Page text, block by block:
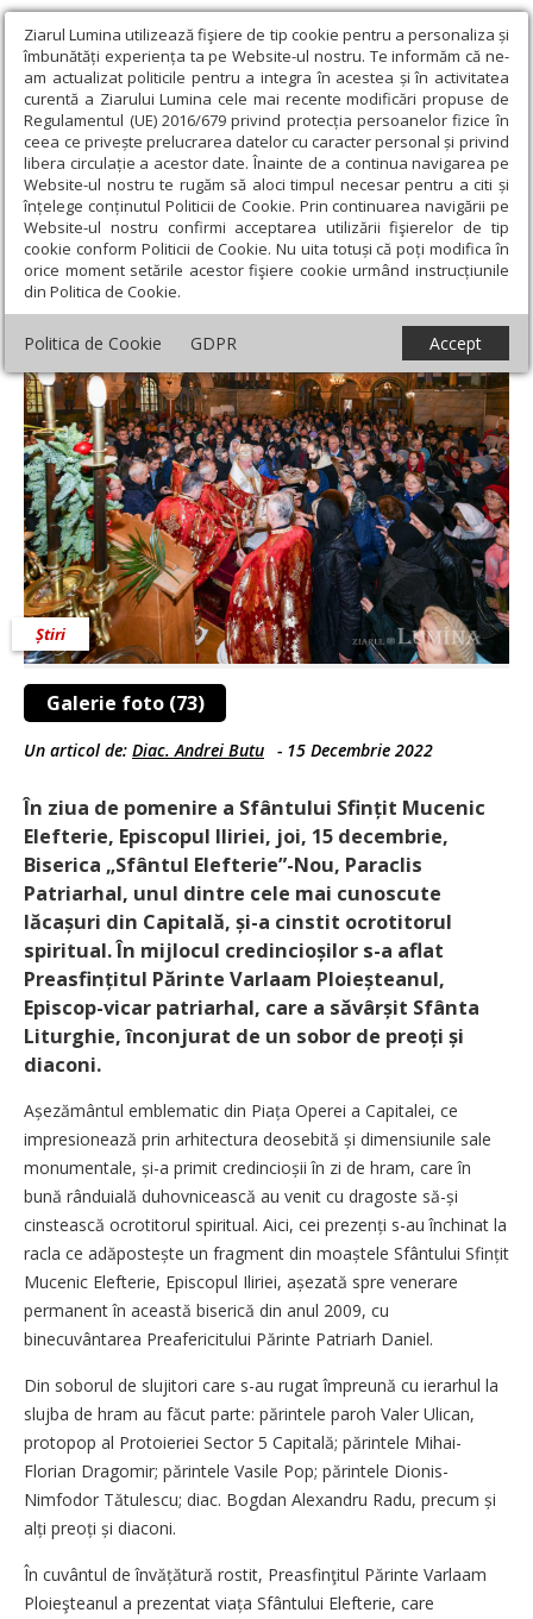
Ziarul Lumina utilizează fişiere de tip cookie pentru a personaliza și
îmbunătăți experiența ta pe Website-ul nostru. Te informăm că ne-
am actualizat politicile pentru a integra în acestea și în activitatea
curentă a Ziarului Lumina cele mai recente modificări propuse de
Regulamentul (UE) 2016/679 privind protecția persoanelor fizice în
ceea ce privește prelucrarea datelor cu caracter personal și privind
libera circulație a acestor date. Înainte de a continua navigarea pe
Website-ul nostru te rugăm să aloci timpul necesar pentru a citi și
înțelege conținutul Politicii de Cookie. Prin continuarea navigării pe
Website-ul nostru confirmi acceptarea utilizării fişierelor de tip
cookie conform Politicii de Cookie. Nu uita totuși că poți modifica în
orice moment setările acestor fişiere cookie urmând instrucțiunile
din Politica de Cookie.
Politica de Cookie GDPR Accept
Ziarul Lumina › Actualitate religioasă › Știri › Biserica „Sfântul
Elefterie”-Nou din București și-a cinstit ocrotitorul
Biserica „Sfântul Elefterie”-Nou din
București și-a cinstit ocrotitorul
Galerie foto (73)
Știri
Un articol de: Diac. Andrei Butu - 15 Decembrie 2022
În ziua de pomenire a Sfântului Sfințit Mucenic
Elefterie, Episcopul Iliriei, joi, 15 decembrie,
Biserica „Sfântul Elefterie”-Nou, Paraclis
Patriarhal, unul dintre cele mai cunoscute
lăcașuri din Capitală, și-a cinstit ocrotitorul
spiritual. În mijlocul credincioșilor s-a aflat
Preasfințitul Părinte Varlaam Ploieșteanul,
Episcop-vicar patriarhal, care a săvârșit Sfânta
Liturghie, înconjurat de un sobor de preoți și
diaconi.
Așezământul emblematic din Piața Operei a Capitalei, ce
impresionează prin arhitectura deosebită și dimensiunile sale
monumentale, și-a primit credincioșii în zi de hram, care în
bună rânduială duhovnicească au venit cu dragoste să-și
cinstească ocrotitorul spiritual. Aici, cei prezenți s-au închinat la
racla ce adăpostește un fragment din moaș­tele Sfântului Sfințit
Mucenic Elefterie, Episcopul Iliriei, așezată spre venerare
permanent în această biserică din anul 2009, cu
binecuvântarea Preafericitului Părinte Patriarh Daniel.
Din soborul de slujitori care s-au rugat împreună cu ierarhul la
slujba de hram au făcut parte: părintele paroh Valer Ulican,
protopop al Protoieriei Sector 5 Capitală; părintele Mihai-
Florian Dragomir; părintele Vasile Pop; părintele Dionis-
Nimfodor Tătulescu; diac. Bogdan Alexandru Radu, precum și
alți preoți și diaconi.
În cuvântul de învățătură rostit, Preasfinţitul Părinte Varlaam
Ploieşteanul a prezentat viața Sfântului Elefterie, care